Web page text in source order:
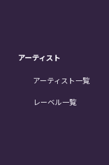
アーティスト
アーティスト一覧
レーベル一覧